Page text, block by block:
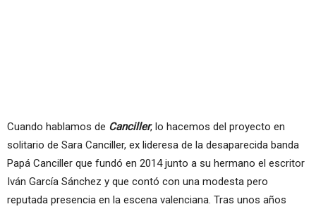
Cuando hablamos de Canciller, lo hacemos del proyecto en
solitario de Sara Canciller, ex lideresa de la desaparecida banda
Papá Canciller que fundó en 2014 junto a su hermano el escritor
Iván García Sánchez y que contó con una modesta pero
reputada presencia en la escena valenciana. Tras unos años